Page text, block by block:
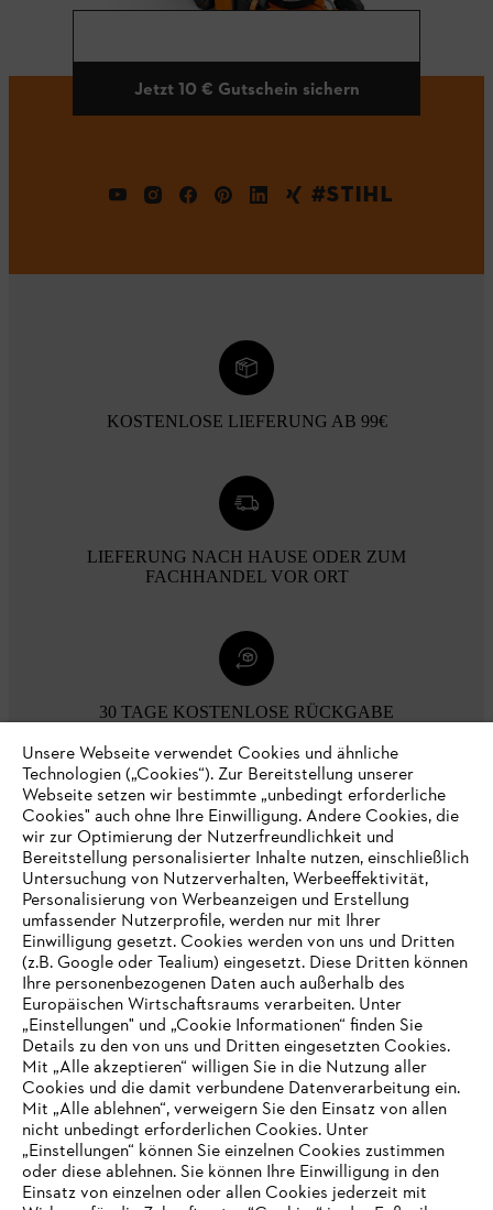
Jetzt 10 € Gutschein sichern
#STIHL
KOSTENLOSE LIEFERUNG AB 99€
LIEFERUNG NACH HAUSE ODER ZUM
FACHHANDEL VOR ORT
30 TAGE KOSTENLOSE RÜCKGABE
Zahlungsmöglichkeiten
Unternehmen
Online Shop
Service
IHR BROWSER WIRD NICHT
UNTERSTÜTZT
Unsere Webseite verwendet Cookies und ähnliche
Technologien („Cookies“). Zur Bereitstellung unserer
Webseite setzen wir bestimmte „unbedingt erforderliche
Cookies" auch ohne Ihre Einwilligung. Andere Cookies, die
wir zur Optimierung der Nutzerfreundlichkeit und
Bereitstellung personalisierter Inhalte nutzen, einschließlich
Untersuchung von Nutzerverhalten, Werbeeffektivität,
Personalisierung von Werbeanzeigen und Erstellung
umfassender Nutzerprofile, werden nur mit Ihrer
Einwilligung gesetzt. Cookies werden von uns und Dritten
(z.B. Google oder Tealium) eingesetzt. Diese Dritten können
Ihre personenbezogenen Daten auch außerhalb des
Europäischen Wirtschaftsraums verarbeiten. Unter
„Einstellungen" und „Cookie Informationen“ finden Sie
Details zu den von uns und Dritten eingesetzten Cookies.
Mit „Alle akzeptieren“ willigen Sie in die Nutzung aller
Cookies und die damit verbundene Datenverarbeitung ein.
Mit „Alle ablehnen“, verweigern Sie den Einsatz von allen
nicht unbedingt erforderlichen Cookies. Unter
„Einstellungen“ können Sie einzelnen Cookies zustimmen
oder diese ablehnen. Sie können Ihre Einwilligung in den
Einsatz von einzelnen oder allen Cookies jederzeit mit